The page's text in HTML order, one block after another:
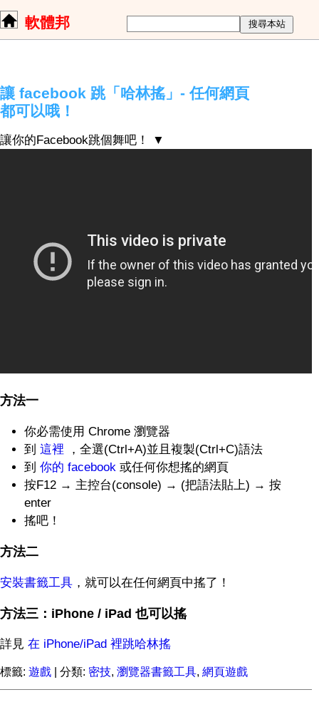
軟體邦
讓 facebook 跳「哈林搖」- 任何網頁
都可以哦！
讓你的Facebook跳個舞吧！ ▼
方法一
你必需使用 Chrome 瀏覽器
到這裡 ，全選(Ctrl+A)並且複製(Ctrl+C)語法
到你的 facebook或任何你想搖的網頁
按F12 → 主控台(console) → (把語法貼上) → 按
enter
搖吧！
方法二
安裝書籤工具 ，就可以在任何網頁中搖了！
方法三：iPhone / iPad 也可以搖
詳見 在 iPhone/iPad 裡跳哈林搖
標籤: 遊戲 | 分類: 密技, 瀏覽器書籤工具, 網頁遊戲